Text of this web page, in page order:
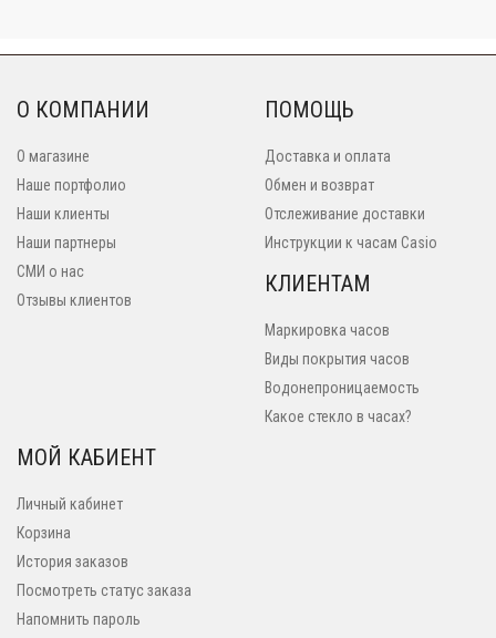
О КОМПАНИИ
О магазине
Наше портфолио
Наши клиенты
Наши партнеры
СМИ о нас
Отзывы клиентов
ПОМОЩЬ
Доставка и оплата
Обмен и возврат
Отслеживание доставки
Инструкции к часам Casio
КЛИЕНТАМ
Маркировка часов
Виды покрытия часов
Водонепроницаемость
Какое стекло в часах?
МОЙ КАБИЕНТ
Личный кабинет
Корзина
История заказов
Посмотреть статус заказа
Напомнить пароль